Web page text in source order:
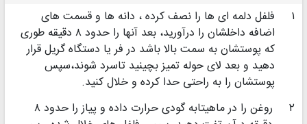
۱
فلفل دلمه ای ها را نصف کرده ، دانه ها و قسمت های
اضافه داخلشان را درآورید، بعد آنها را حدود ۸ دقیقه طوری
که پوستشان به سمت بالا باشد در فر یا دستگاه گریل قرار
دهید و بعد لای حوله تمیز بچینید تاسرد شوند،سپس
پوستشان را به راحتی حدا کرده و خلال کنید.
۲
روغن را در ماهیتابه گودی حرارت داده و پیاز را حدود ۸